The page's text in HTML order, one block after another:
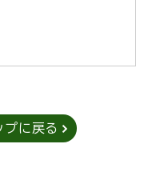
プに戻る